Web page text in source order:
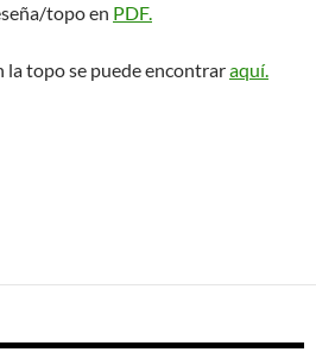
topo en PDF.
la topo se puede encontraraquí.
Sopeira